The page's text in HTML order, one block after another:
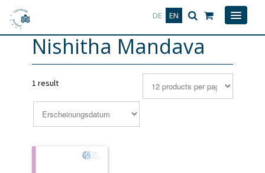
DE EN
Deutsch
Nishitha Mandava
1 result